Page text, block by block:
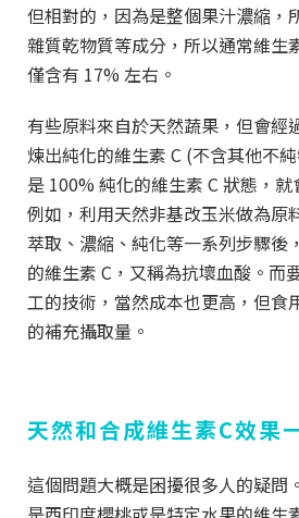
但相對的，因為是整個果汁濃縮，
雜質乾物質等成分，所以通常維生
僅含有 17% 左右。
有些原料來自於天然蔬果，但會經
煉出純化的維生素 C (不含其他不
是 100% 純化的維生素 C 狀態，就
例如，利用天然非基改玉米做為原
萃取、濃縮、純化等一系列步驟後
的維生素 C，又稱為抗壞血酸。而
工的技術，當然成本也更高，但食
的補充攝取量。
天然和合成維生素C效果
這個問題大概是困擾很多人的疑問